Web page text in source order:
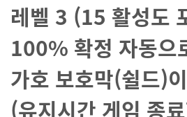
레벨 3 (15 활성도
100% 확정 자동으
가호 보호막(쉴드)
(유지시간 게임 종